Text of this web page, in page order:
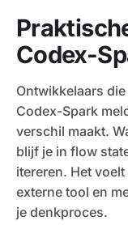
Codex-
Ontwikkelaars
Codex-Spark
verschil maakt.
blijf je in flow
itereren. Het
externe tool en
je denkproces.